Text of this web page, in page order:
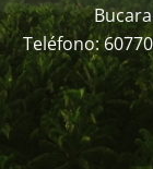
Teléfono: